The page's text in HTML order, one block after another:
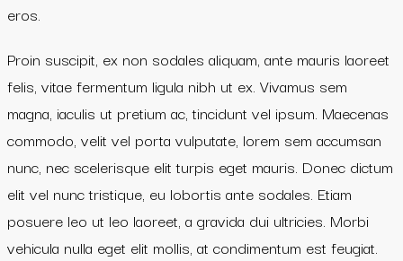
eros.
Proin suscipit, ex non sodales aliquam, ante mauris laoreet
felis, vitae fermentum ligula nibh ut ex. Vivamus sem
magna, iaculis ut pretium ac, tincidunt vel ipsum. Maecenas
commodo, velit vel porta vulputate, lorem sem accumsan
nunc, nec scelerisque elit turpis eget mauris. Donec dictum
elit vel nunc tristique, eu lobortis ante sodales. Etiam
posuere leo ut leo laoreet, a gravida dui ultricies. Morbi
vehicula nulla eget elit mollis, at condimentum est feugiat.